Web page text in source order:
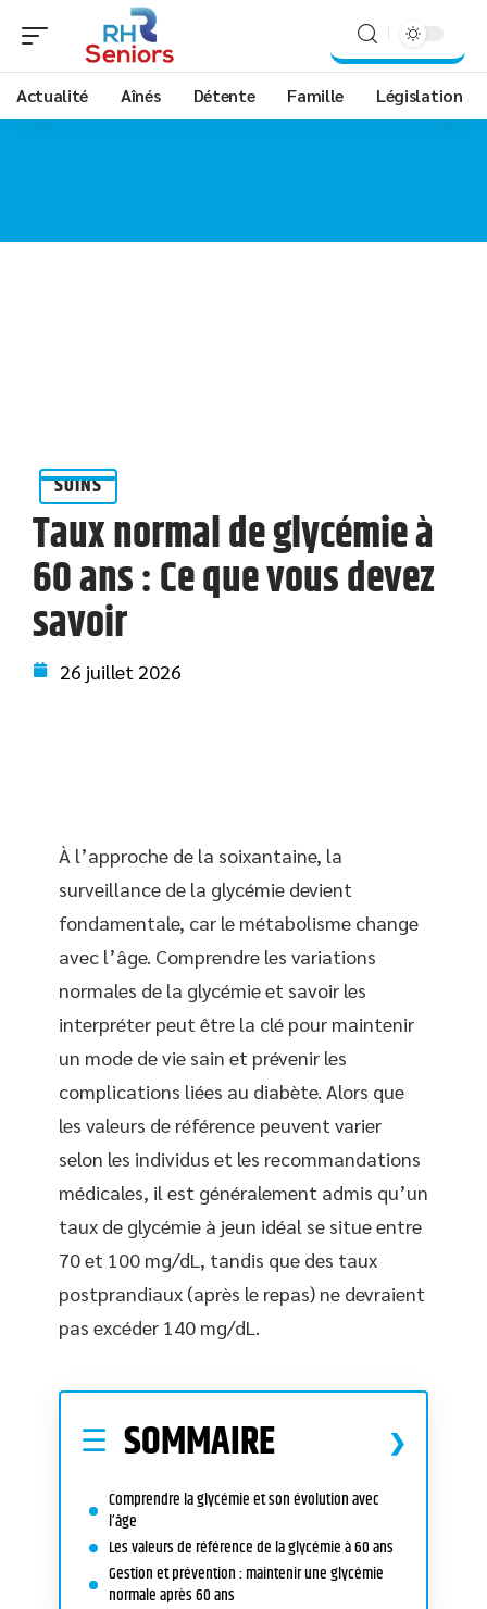
Actualité Aînés Détente Famille Législation
SOINS
Taux normal de glycémie à
60 ans : Ce que vous devez
savoir
26 juillet 2026
À l’approche de la soixantaine, la
surveillance de la glycémie devient
fondamentale, car le métabolisme change
avec l’âge. Comprendre les variations
normales de la glycémie et savoir les
interpréter peut être la clé pour maintenir
un mode de vie sain et prévenir les
complications liées au diabète. Alors que
les valeurs de référence peuvent varier
selon les individus et les recommandations
médicales, il est généralement admis qu’un
taux de glycémie à jeun idéal se situe entre
70 et 100 mg/dL, tandis que des taux
postprandiaux (après le repas) ne devraient
pas excéder 140 mg/dL.
SOMMAIRE
Comprendre la glycémie et son évolution avec
l’âge
Les valeurs de référence de la glycémie à 60 ans
Gestion et prévention : maintenir une glycémie
normale après 60 ans